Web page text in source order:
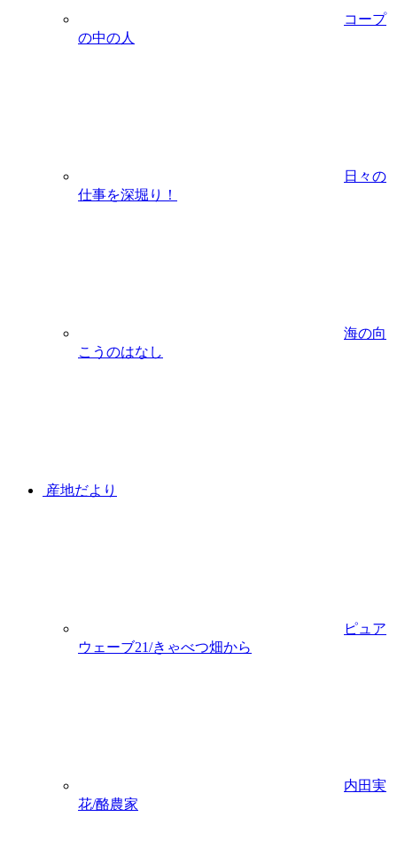
コープ
の中の人
日々の
仕事を深堀り！
海の向
こうのはなし
産地だより
ピュア
ウェーブ21/きゃべつ畑から
内田実
花/酪農家